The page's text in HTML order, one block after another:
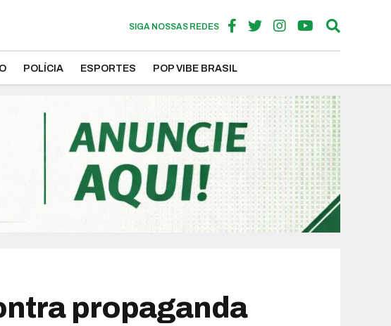
SIGA NOSSAS REDES
POLÍCIA ESPORTES POP VIBE BRASIL
propaganda